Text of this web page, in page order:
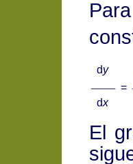
dy
=
dx
El